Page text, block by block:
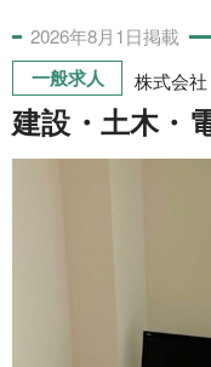
求人形態
現金求人
2026年8月1日掲載
一般求人 株式会
建設・土木・